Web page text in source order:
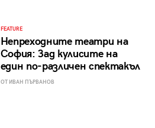
FEATURE
Непреходните театри на
София: Зад кулисите на
един по-различен спектакъл
ОТ ИВАН ПЪРВАНОВ